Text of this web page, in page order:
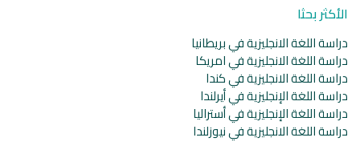
الأكثر بحثا
دراسة اللغة الانجليزية في بريطانيا
دراسة اللغة الانجليزية في امريكا
دراسة اللغة الانجليزية في كندا
دراسة اللغة الإنجليزية في أيرلندا
دراسة اللغة الإنجليزية في أستراليا
دراسة اللغة الانجليزية في نيوزلندا